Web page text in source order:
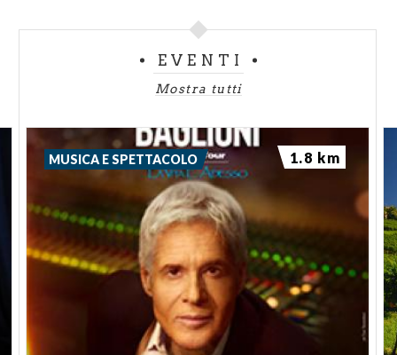
EVENTI
Mostra tutti
MUSICA E SPETTACOLO 1.8 km